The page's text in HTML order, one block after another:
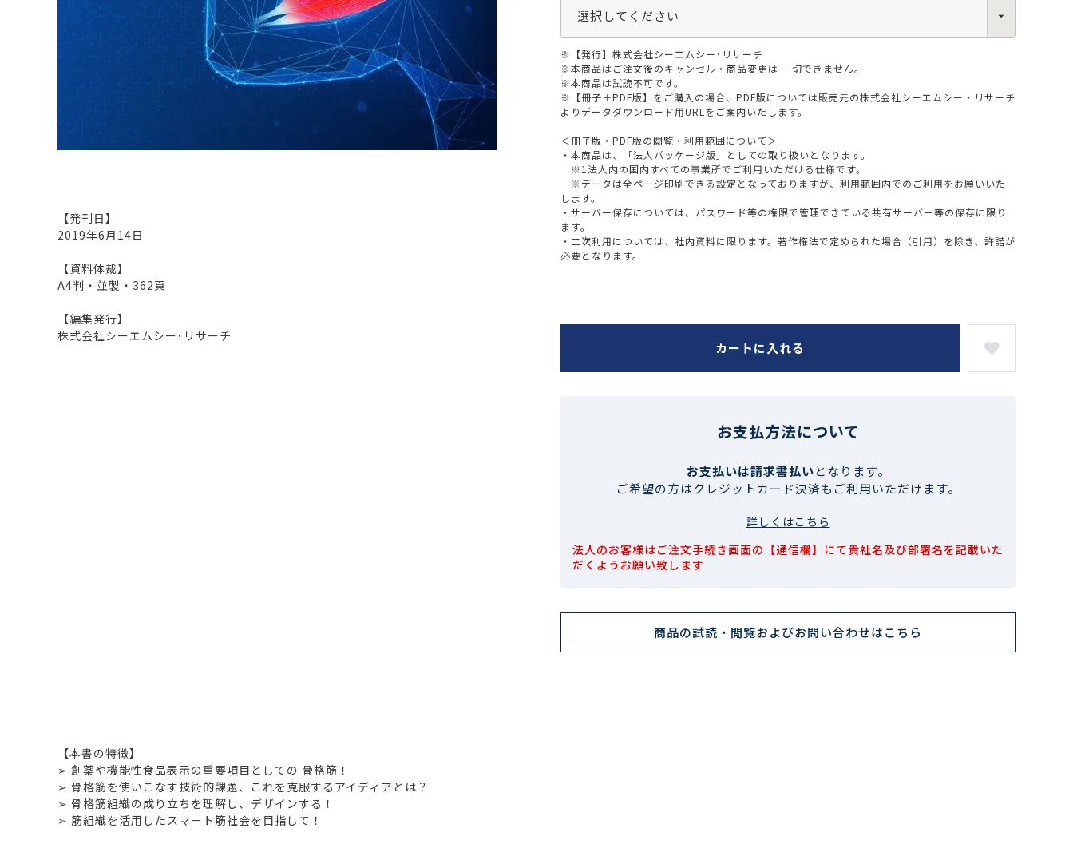
デジタル・Dtx
ファイン・スペシャリティ・原料
プラスチック・容器・包装材
農薬・農業資材
電子材料
自動車
ライフサイエンス
CDMO
調査の種類から探す
〒550-0013
TEL 06-6538-5358（代表）
【発刊日】
2019年6月14日
【資料体裁】
A4判・並製・362頁
【編集発行】
株式会社シーエムシー･リサーチ
※【発行】株式会社シーエムシー･リサーチ
※本商品はご注文後のキャンセル・商品変更は 一切できません。
※本商品は試読不可です。
※【冊子＋PDF版】をご購入の場合、PDF版については販売元の株式会社シーエムシー・リサーチ
よりデータダウンロード用URLをご案内いたします。
＜冊子版・PDF版の閲覧・利用範囲について＞
・本商品は、「法人パッケージ版」としての取り扱いとなります。
※1法人内の国内すべての事業所でご利用いただける仕様です。
※データは全ページ印刷できる設定となっておりますが、利用範囲内でのご利用をお願いいた
します。
・サーバー保存については、パスワード等の権限で管理できている共有サーバー等の保存に限り
ます。
・二次利用については、社内資料に限ります。著作権法で定められた場合（引用）を除き、許諾が
必要となります。
カートに入れる
お支払方法について
お支払いは請求書払いとなります。
ご希望の方はクレジットカード決済もご利用いただけます。
詳しくはこちら
法人のお客様はご注文手続き画面の【通信欄】にて貴社名及び部署名を記載いた
だくようお願い致します
商品の試読・閲覧およびお問い合わせはこちら
【本書の特徴】
➢ 創薬や機能性食品表示の重要項目としての 骨格筋！
➢ 骨格筋を使いこなす技術的課題、これを克服するアイディアとは？
➢ 骨格筋組織の成り立ちを理解し、デザインする！
➢ 筋組織を活用したスマート筋社会を目指して！